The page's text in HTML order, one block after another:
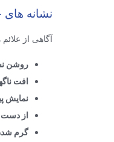
نشانه
آگاهی از
روشن
افت
نمایش
از دست
گرم